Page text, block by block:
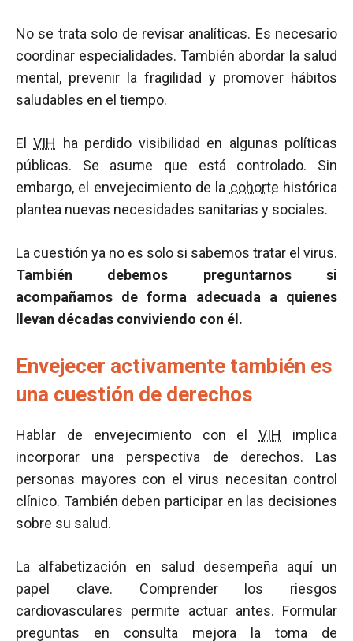
No se trata solo de revisar analíticas. Es necesario
coordinar especialidades. También abordar la salud
mental, prevenir la fragilidad y promover hábitos
saludables en el tiempo.
ElVIH
ha perdido visibilidad en algunas políticas
públicas. Se asume que está controlado. Sin
embargo, el envejecimiento de la cohorte histórica
plantea nuevas necesidades sanitarias y sociales.
La cuestión ya no es solo si sabemos tratar el virus.
También debemos preguntarnos si
acompañamos de forma adecuada a quienes
llevan décadas conviviendo con él.
Envejecer activamente también es
una cuestión de derechos
Hablar de envejecimiento con elVIH
implica
incorporar una perspectiva de derechos. Las
personas mayores con el virus necesitan control
clínico. También deben participar en las decisiones
sobre su salud.
La alfabetización en salud desempeña aquí un
papel clave. Comprender los riesgos
cardiovasculares permite actuar antes. Formular
preguntas en consulta mejora la toma de